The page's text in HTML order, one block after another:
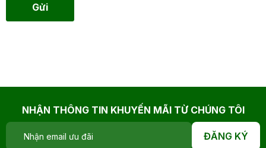
Gửi
NHẬN THÔNG TIN KHUYẾN MÃI TỪ CHÚNG TÔI
ĐĂNG KÝ